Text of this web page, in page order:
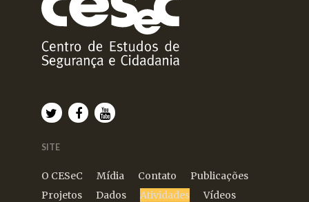
SITE
O CESeC Mídia Contato
Publicações
Projetos
Dados Atividades Vídeos